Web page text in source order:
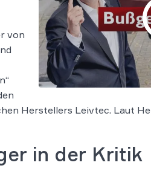
von
Herstellers Leivtec. Laut
in der Kritik